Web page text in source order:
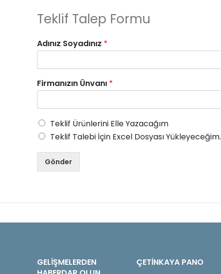
Teklif Talep Formu
Adınız Soyadınız *
Firmanızın Ünvanı *
Teklif Ürünlerini Elle Yazacağım
Teklif Talebi İçin Excel Dosyası Yükleyeceğim.
Gönder
GELIŞMELERDEN
ÇETINKAYA PANO